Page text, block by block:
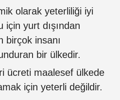
olarak yeterliliği iyi
için yurt dışından
birçok insanı
bir ülkedir.
ücreti maalesef ülkede
için yeterli değildir.